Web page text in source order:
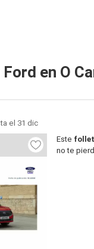
en O
el 31 dic
Este
no te